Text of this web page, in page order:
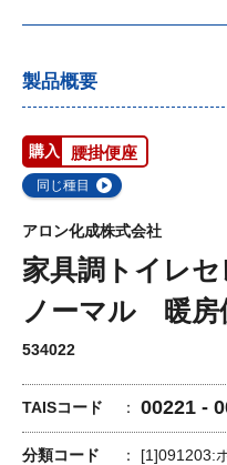
製品概要
購入 腰掛便座
同じ種目
アロン化成株式会社
家具調トイレセ
ノーマル 暖房
534022
TAISコード 00221 -
分類コード [1]091203: